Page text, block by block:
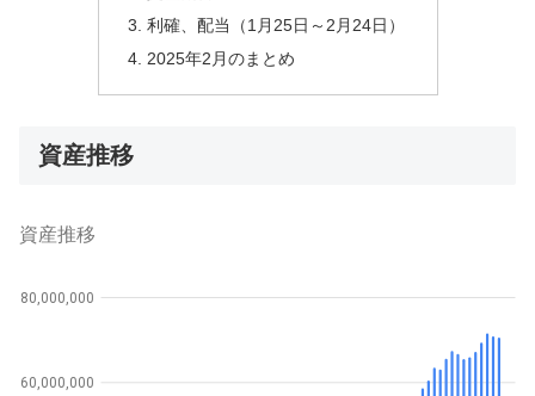
利確、配当（1月25日～2月24日）
2025年2月のまとめ
資産推移
資産推移
60,000,000
80,000,000